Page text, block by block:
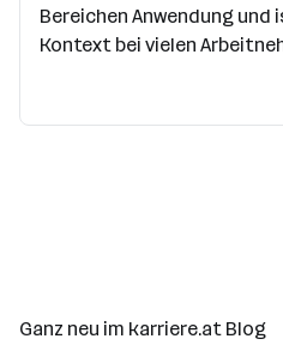
Bereichen Anwendung und
Kontext bei vielen
der Erstellung eines
Ganz neu im karriere.at Blog